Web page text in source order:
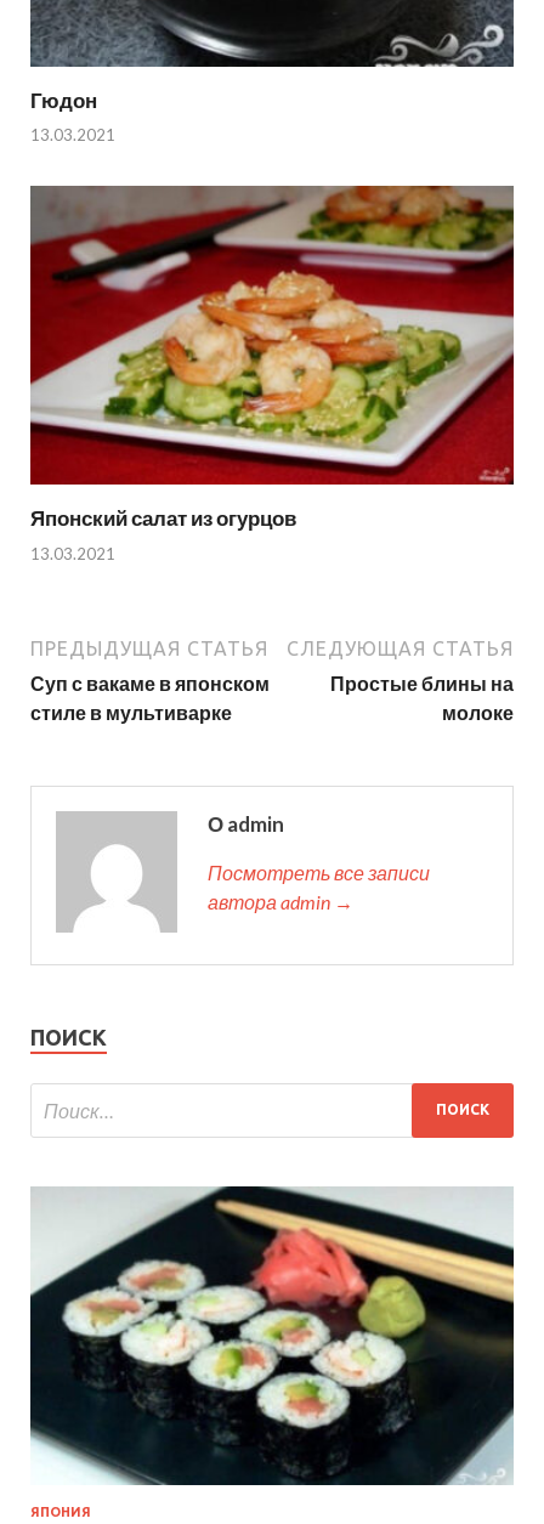
Гюдон
13.03.2021
Японский салат из огурцов
13.03.2021
ПРЕДЫДУЩАЯ СТАТЬЯ
Суп с вакаме в японском
стиле в мультиварке
СЛЕДУЮЩАЯ СТАТЬЯ
Простые блины на
молоке
О admin
Посмотреть все записи
автора admin →
ПОИСК
ЯПОНИЯ